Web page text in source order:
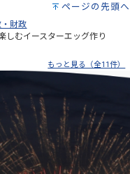
ページの先頭へ
財政
しむイースターエッグ作り
もっと見る（全11件）